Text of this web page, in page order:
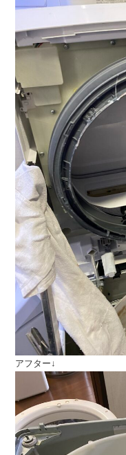
アフター↓